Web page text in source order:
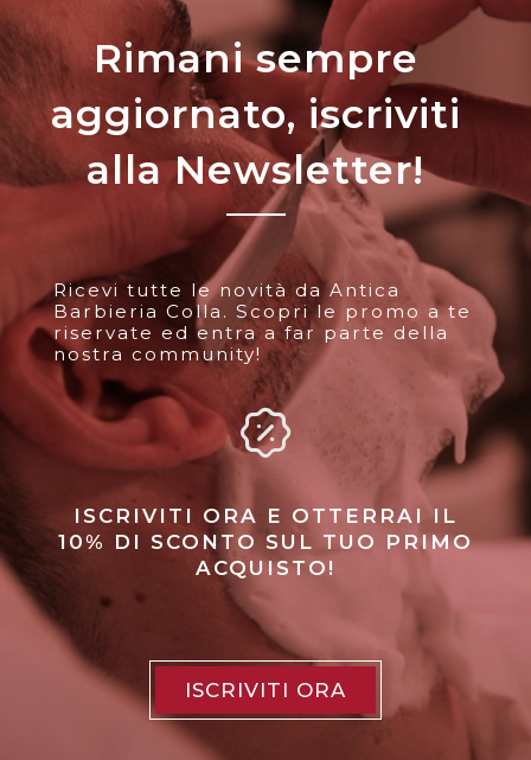
Rimani sempre
aggiornato, iscriviti
alla Newsletter!
Ricevi tutte le novità da Antica
Barbieria Colla. Scopri le promo a te
riservate ed entra a far parte della
nostra community!
ISCRIVITI ORA E OTTERRAI IL
10% DI SCONTO SUL TUO PRIMO
ACQUISTO!
ISCRIVITI ORA